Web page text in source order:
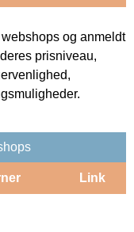
og anmeldt
prisniveau,
Link